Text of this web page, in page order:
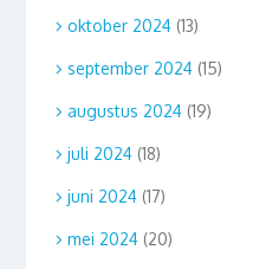
oktober 2024(13)
september 2024(15)
augustus 2024(19)
juli 2024(18)
juni 2024(17)
mei 2024(20)